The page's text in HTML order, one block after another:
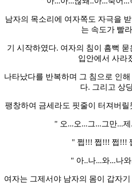
남자의 목소리에 여자쪽도 자극을
는 속도가 빨라
기 시작하였다. 여자의 침이 흠뻑 묻
입안에서 사라
나타났다를 반복하며 그 침으로 인
다. 그리고 상
팽창하여 금세라도 핏줄이 터져버
" 오...오...그...그만...
" 쩝!!! 쩝!!! 쩝!!!
" 아..나...와...나
여자는 그제서야 남자의 몸이 갑자